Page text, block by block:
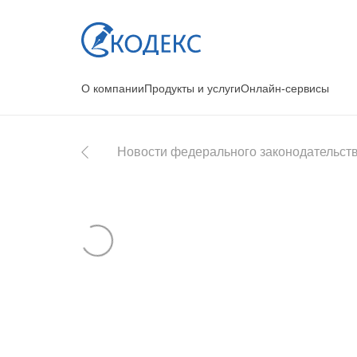
О компанииПродукты и услугиОнлайн-сервисы
Новости федерального